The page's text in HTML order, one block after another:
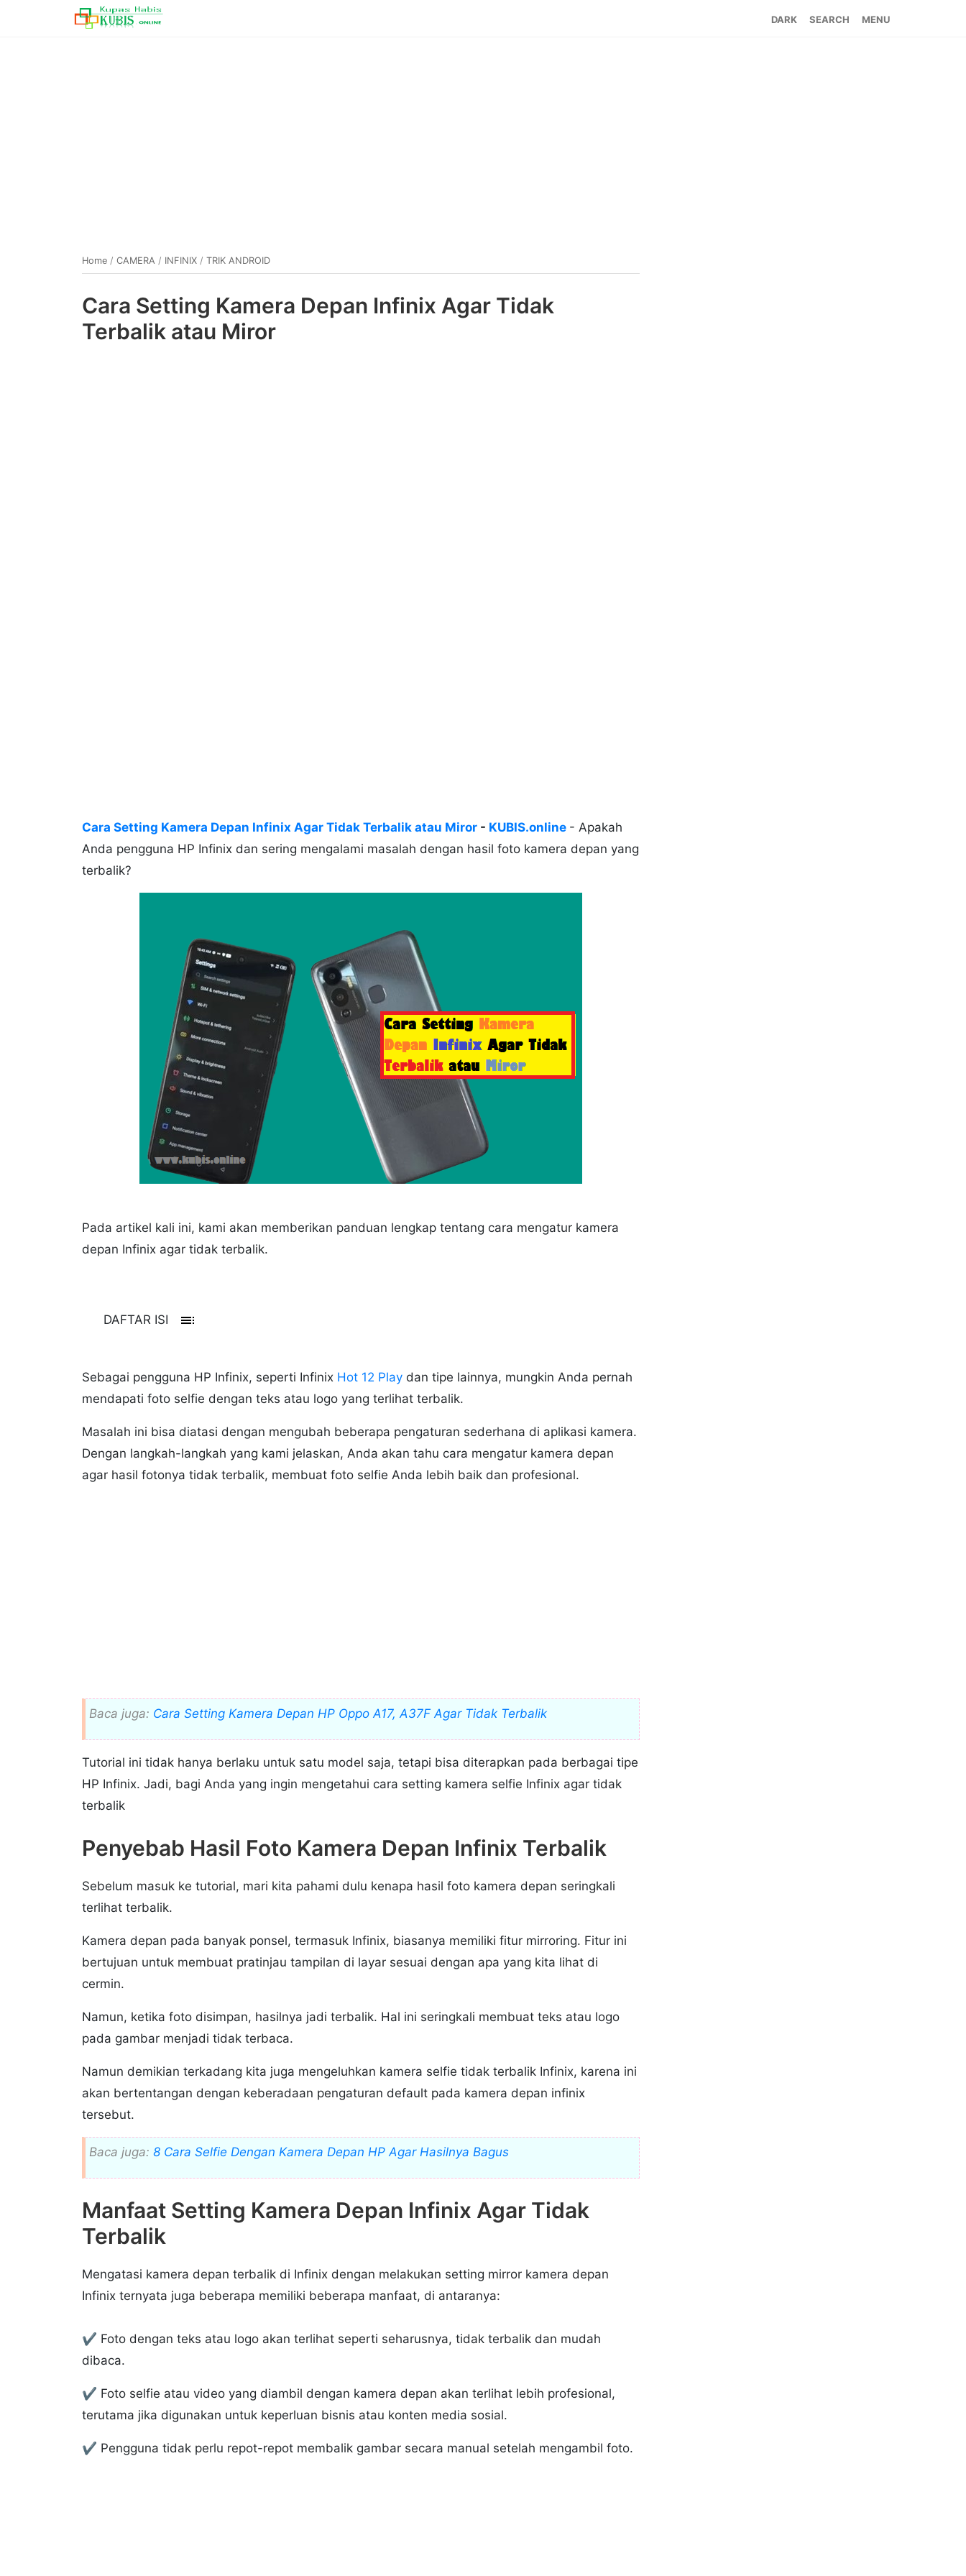
SEARCH MENU
Home / CAMERA / INFINIX / TRIK ANDROID
Cara Setting Kamera Depan Infinix Agar Tidak
Terbalik atau Miror
Cara Setting Kamera Depan Infinix Agar Tidak Terbalik atau Miror - KUBIS.online - Apakah
Anda pengguna HP Infinix dan sering mengalami masalah dengan hasil foto kamera depan yang
terbalik?
Pada artikel kali ini, kami akan memberikan panduan lengkap tentang cara mengatur kamera
depan Infinix agar tidak terbalik.
DAFTAR ISI toc
Sebagai pengguna HP Infinix, seperti Infinix Hot 12 Play dan tipe lainnya, mungkin Anda pernah
mendapati foto selfie dengan teks atau logo yang terlihat terbalik.
Masalah ini bisa diatasi dengan mengubah beberapa pengaturan sederhana di aplikasi kamera.
Dengan langkah-langkah yang kami jelaskan, Anda akan tahu cara mengatur kamera depan
agar hasil fotonya tidak terbalik, membuat foto selfie Anda lebih baik dan profesional.
Baca juga: Cara Setting Kamera Depan HP Oppo A17, A37F Agar Tidak Terbalik
Tutorial ini tidak hanya berlaku untuk satu model saja, tetapi bisa diterapkan pada berbagai tipe
HP Infinix. Jadi, bagi Anda yang ingin mengetahui cara setting kamera selfie Infinix agar tidak
terbalik
Penyebab Hasil Foto Kamera Depan Infinix Terbalik
Sebelum masuk ke tutorial, mari kita pahami dulu kenapa hasil foto kamera depan seringkali
terlihat terbalik.
Kamera depan pada banyak ponsel, termasuk Infinix, biasanya memiliki fitur mirroring. Fitur ini
bertujuan untuk membuat pratinjau tampilan di layar sesuai dengan apa yang kita lihat di
cermin.
Namun, ketika foto disimpan, hasilnya jadi terbalik. Hal ini seringkali membuat teks atau logo
pada gambar menjadi tidak terbaca.
Namun demikian terkadang kita juga mengeluhkan kamera selfie tidak terbalik Infinix, karena ini
akan bertentangan dengan keberadaan pengaturan default pada kamera depan infinix
tersebut.
Baca juga: 8 Cara Selfie Dengan Kamera Depan HP Agar Hasilnya Bagus
Manfaat Setting Kamera Depan Infinix Agar Tidak
Terbalik
Mengatasi kamera depan terbalik di Infinix dengan melakukan setting mirror kamera depan
Infinix ternyata juga beberapa memiliki beberapa manfaat, di antaranya:
✔️ Foto dengan teks atau logo akan terlihat seperti seharusnya, tidak terbalik dan mudah
dibaca.
✔️ Foto selfie atau video yang diambil dengan kamera depan akan terlihat lebih profesional,
terutama jika digunakan untuk keperluan bisnis atau konten media sosial.
✔️ Pengguna tidak perlu repot-repot membalik gambar secara manual setelah mengambil foto.